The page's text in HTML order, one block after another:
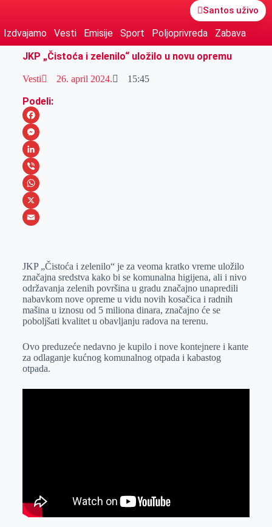
Santos uživo
Izdvajamo Vesti Emisije Sport Poljoprivreda
Zabava
JKP „Čistoća i zelenilo“ uložilo u novu opremu
Vesti 26. april 2024. 15:45
Podeli:
F
a
c
e
b
o
M
e
s
s
e
e
r
L
i
n
k
I
n
V
i
b
W
h
s
A
p
p
X
a
i
l
JKP „Čistoća i zelenilo“ je za veoma kratko vreme uložilo
značajna sredstva kako bi se komunalna higijena, ali i nivo
održavanja zelenih površina u gradu značajno unapredili
nabavkom nove opreme u vidu novih kosačica i radnih
mašina u iznosu od 5 miliona dinara, značajno će se
poboljšati kvalitet u obavljanju radova na terenu.
Ovo preduzeće nedavno je kupilo i nove kontejnere i kante
za odlaganje kućnog komunalnog otpada i kabastog
otpada.